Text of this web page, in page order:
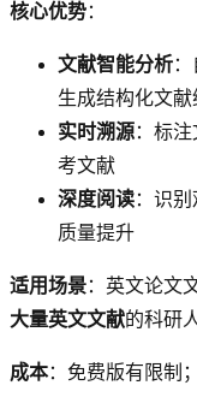
核心优势：
文献智能分析
生成结构化文献
实时溯源：标
考文献
深度阅读：识
质量提升
适用场景：英文论文
大量英文文献的科研
成本：免费版有限制